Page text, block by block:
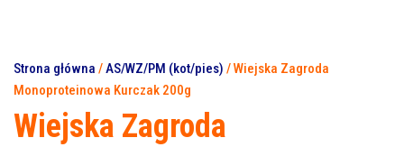
Strona główna /AS/WZ/PM (kot/pies) / Wiejska Zagroda
Monoproteinowa Kurczak 200g
Wiejska Zagroda